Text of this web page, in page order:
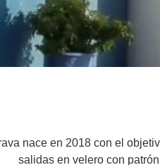
nace en 2018 con el
salidas en velero con